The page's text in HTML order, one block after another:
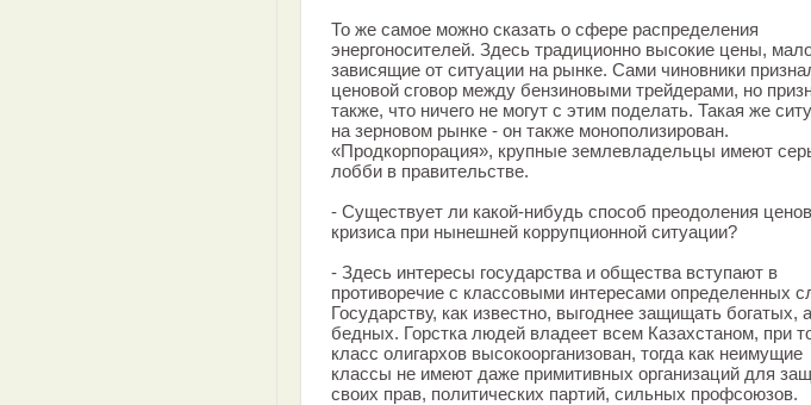
То же самое можно сказать о сфере распределения
энергоносителей. Здесь традиционно высокие цены,
зависящие от ситуации на рынке. Сами чиновники
ценовой сговор между бензиновыми трейдерами, но
также, что ничего не могут с этим поделать. Такая же
на зерновом рынке - он также монополизирован.
«Продкорпорация», крупные землевладельцы имеют
лобби в правительстве.
- Существует ли какой-нибудь способ преодоления
кризиса при нынешней коррупционной ситуации?
- Здесь интересы государства и общества вступают в
противоречие с классовыми интересами определенных
Государству, как известно, выгоднее защищать богатых,
бедных. Горстка людей владеет всем Казахстаном, при
класс олигархов высокоорганизован, тогда как неимущие
классы не имеют даже примитивных организаций для
своих прав, политических партий, сильных профсоюзов.